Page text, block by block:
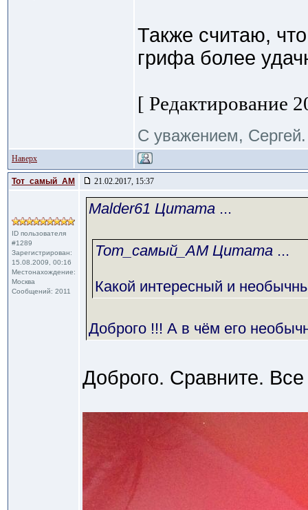
Также считаю,
грифа более
[ Редактирование
С уважением, Сергей.
Наверх
Тот_самый_АМ 21.02.2017, 15:37
ID пользователя
#1289
Зарегистрирован:
15.08.2009, 00:16
Местонахождение:
Москва
Сообщений: 2011
Malder61 Цитата ...
Тот_самый_АМ Цитата ...
Какой интересный и
Доброго !!! А в чём его
Доброго. Сравните.